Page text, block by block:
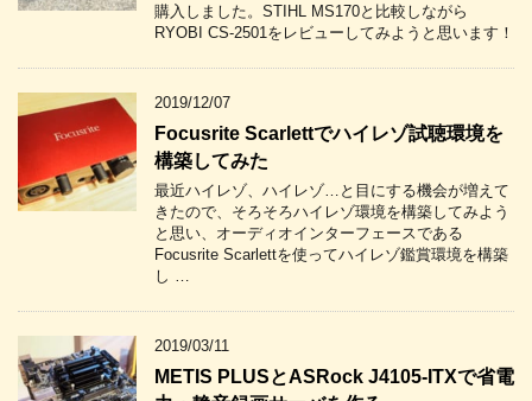
購入しました。STIHL MS170と比較しながら
RYOBI CS-2501をレビューしてみようと思います！
2019/12/07
Focusrite Scarlettでハイレゾ試聴環境を
構築してみた
最近ハイレゾ、ハイレゾ…と目にする機会が増えて
きたので、そろそろハイレゾ環境を構築してみよう
と思い、オーディオインターフェースである
Focusrite Scarlettを使ってハイレゾ鑑賞環境を構築
し …
2019/03/11
METIS PLUSとASRock J4105-ITXで省電